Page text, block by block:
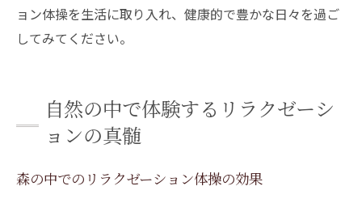
ョン体操を生活に取り入れ、健康的で豊かな日々を過ご
してみてください。
自然の中で体験するリラクゼーシ
ョンの真髄
森の中でのリラクゼーション体操の効果